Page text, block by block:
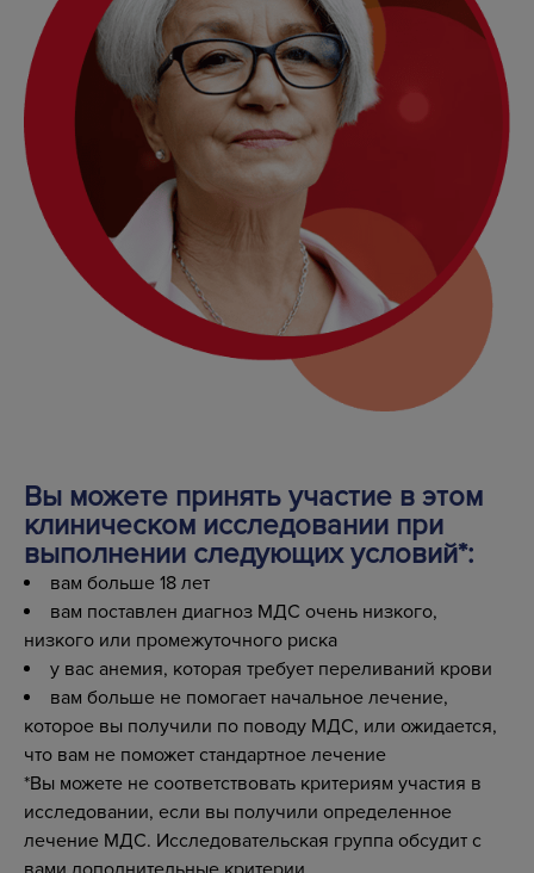
Вы можете принять участие в этом
клиническом исследовании при
выполнении следующих условий*:
вам больше 18 лет
вам поставлен диагноз МДС очень низкого,
низкого или промежуточного риска
у вас анемия, которая требует переливаний крови
вам больше не помогает начальное лечение,
которое вы получили по поводу МДС, или ожидается,
что вам не поможет стандартное лечение
*Вы можете не соответствовать критериям участия в
исследовании, если вы получили определенное
лечение МДС. Исследовательская группа обсудит с